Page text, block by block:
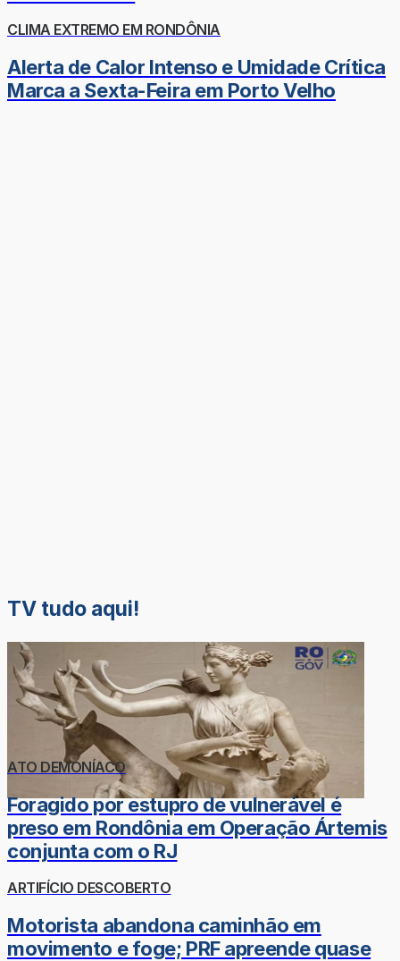
CLIMA EXTREMO EM RONDÔNIA
Alerta de Calor Intenso e Umidade Crítica
Marca a Sexta-Feira em Porto Velho
TV tudo aqui!
ATO DEMONÍACO
Foragido por estupro de vulnerável é
preso em Rondônia em Operação Ártemis
conjunta com o RJ
ARTIFÍCIO DESCOBERTO
Motorista abandona caminhão em
movimento e foge; PRF apreende quase